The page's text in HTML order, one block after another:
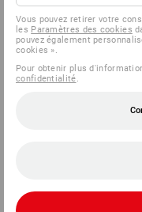
Vous pouvez retirer votre
les Paramètres des cookies
pouvez également
cookies ».
Pour obtenir plus
confidentialité.